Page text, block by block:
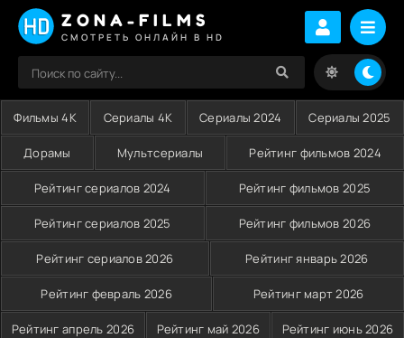
ZONA-FILMS
СМОТРЕТЬ ОНЛАЙН В HD
Фильмы 4K Сериалы 4K Сериалы 2024 Сериалы 2025
Дорамы Мультсериалы Рейтинг фильмов 2024
Рейтинг сериалов 2024 Рейтинг фильмов 2025
Рейтинг сериалов 2025 Рейтинг фильмов 2026
Рейтинг сериалов 2026 Рейтинг январь 2026
Рейтинг февраль 2026 Рейтинг март 2026
Рейтинг апрель 2026 Рейтинг май 2026 Рейтинг июнь 2026